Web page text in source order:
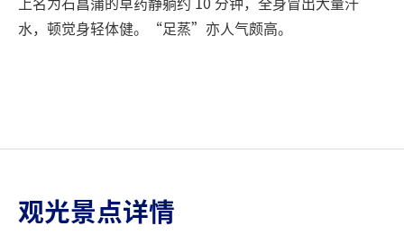
水，顿觉身轻体健。“足蒸”亦人气颇高。
观光景点详情